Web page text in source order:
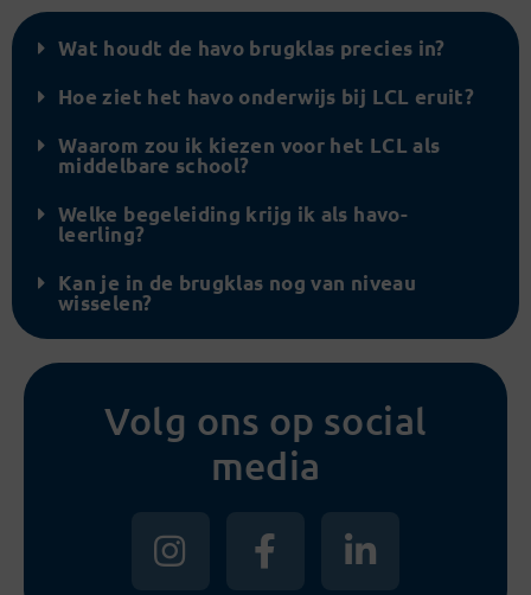
Wat houdt de havo brugklas precies in?
Hoe ziet het havo onderwijs bij LCL eruit?
Waarom zou ik kiezen voor het LCL als
middelbare school?
Welke begeleiding krijg ik als havo-
leerling?
Kan je in de brugklas nog van niveau
wisselen?
Volg ons op social
media